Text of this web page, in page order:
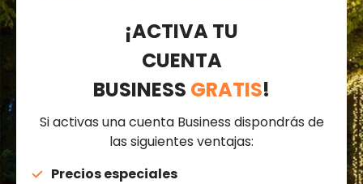
¡ACTIVA TU
CUENTA
BUSINESS GRATIS!
Si activas una cuenta Business dispondrás de
las siguientes ventajas:
Precios especiales